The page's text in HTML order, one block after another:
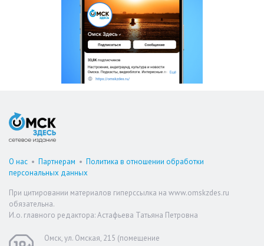
О нас • Партнерам • Политика в отношении обработки
персональных данных
При цитировании материалов гиперссылка на www.omskzdes.ru
обязательна.
И.о. главного редактора: Астафьева Татьяна Петровна
Омск, ул. Омская, 215 (помещение